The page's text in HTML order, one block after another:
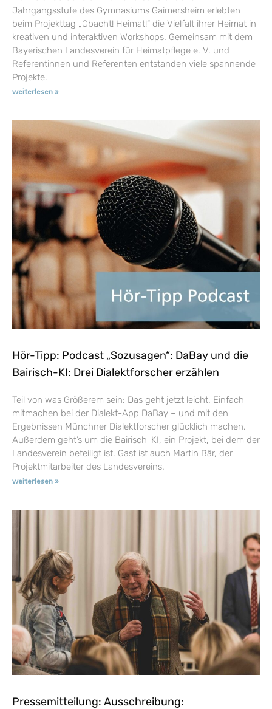
Jahrgangsstufe des Gymnasiums Gaimersheim erlebten
beim Projekttag „Obacht! Heimat!“ die Vielfalt ihrer Heimat in
kreativen und interaktiven Workshops. Gemeinsam mit dem
Bayerischen Landesverein für Heimatpflege e. V. und
Referentinnen und Referenten entstanden viele spannende
Projekte.
weiterlesen »
Hör-Tipp: Podcast „Sozusagen“: DaBay und die
Bairisch-KI: Drei Dialektforscher erzählen
Teil von was Größerem sein: Das geht jetzt leicht. Einfach
mitmachen bei der Dialekt-App DaBay – und mit den
Ergebnissen Münchner Dialektforscher glücklich machen.
Außerdem geht’s um die Bairisch-KI, ein Projekt, bei dem der
Landesverein beteiligt ist. Gast ist auch Martin Bär, der
Projektmitarbeiter des Landesvereins.
weiterlesen »
Pressemitteilung: Ausschreibung: